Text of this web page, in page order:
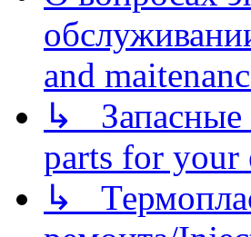
and
↳ Запасные
parts for your
↳